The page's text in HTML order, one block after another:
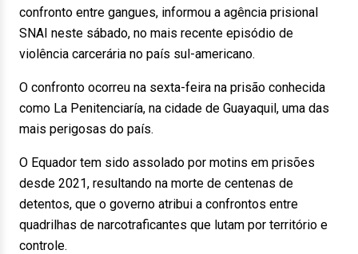
confronto entre gangues, informou a agência prisional
SNAI neste sábado, no mais recente episódio de
violência carcerária no país sul-americano.
O confronto ocorreu na sexta-feira na prisão conhecida
como La Penitenciaría, na cidade de Guayaquil, uma das
mais perigosas do país.
O Equador tem sido assolado por motins em prisões
desde 2021, resultando na morte de centenas de
detentos, que o governo atribui a confrontos entre
quadrilhas de narcotraficantes que lutam por território e
controle.